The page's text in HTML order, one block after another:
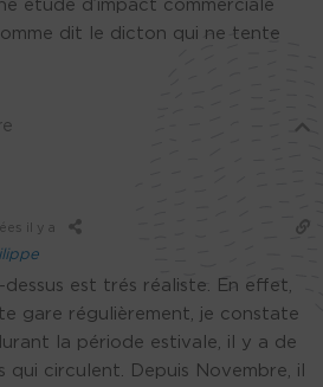
étude d’impact commerciale
dit le dicton qui ne tente
il y a
dessus est trés réaliste. En effet,
gare régulièrement, je constate
la période estivale, il y a de
qui circulent. Depuis Novembre, il